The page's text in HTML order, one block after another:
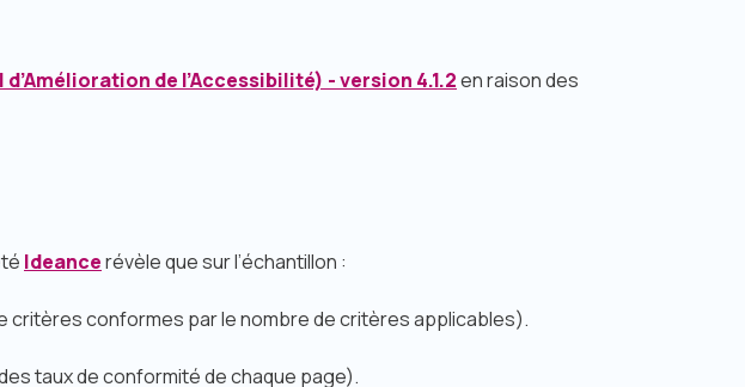
de l’Accessibilité) - version 4.1.2en raison des
Ideancerévèle que sur l’échantillon :
critères conformes par le nombre de critères applicables).
taux de conformité de chaque page).